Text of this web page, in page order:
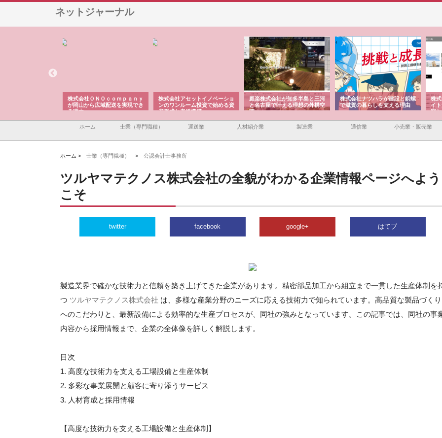
ネットジャーナル
株式会社ＯＮＯｃｏｍｐａｎｙ
が岡山から広域配送を実現でき
る理由
株式会社アセットイノベーショ
ンのワンルーム投資で始める資
産形成と老後準備
庭楽株式会社が知多半島と三河
と名古屋で叶える理想の外構空
間
株式会社ナツハラが建設と鋲螺
で滋賀の暮らしを支える理由
株
イ
容
ホーム 士業（専門職種） 運送業 人材紹介業 製造業 通信業 小売業・販売業
ホーム > 士業（専門職種） > 公認会計士事務所
ツルヤマテクノス株式会社の全貌がわかる企業情報ページへよう
こそ
twitter facebook google+ はてブ
製造業界で確かな技術力と信頼を築き上げてきた企業があります。精密部品加工から組立まで一貫した生産体制を
つ ツルヤマテクノス株式会社 は、多様な産業分野のニーズに応える技術力で知られています。高品質な製品づくり
へのこだわりと、最新設備による効率的な生産プロセスが、同社の強みとなっています。この記事では、同社の事
内容から採用情報まで、企業の全体像を詳しく解説します。
目次
1. 高度な技術力を支える工場設備と生産体制
2. 多彩な事業展開と顧客に寄り添うサービス
3. 人材育成と採用情報
【高度な技術力を支える工場設備と生産体制】